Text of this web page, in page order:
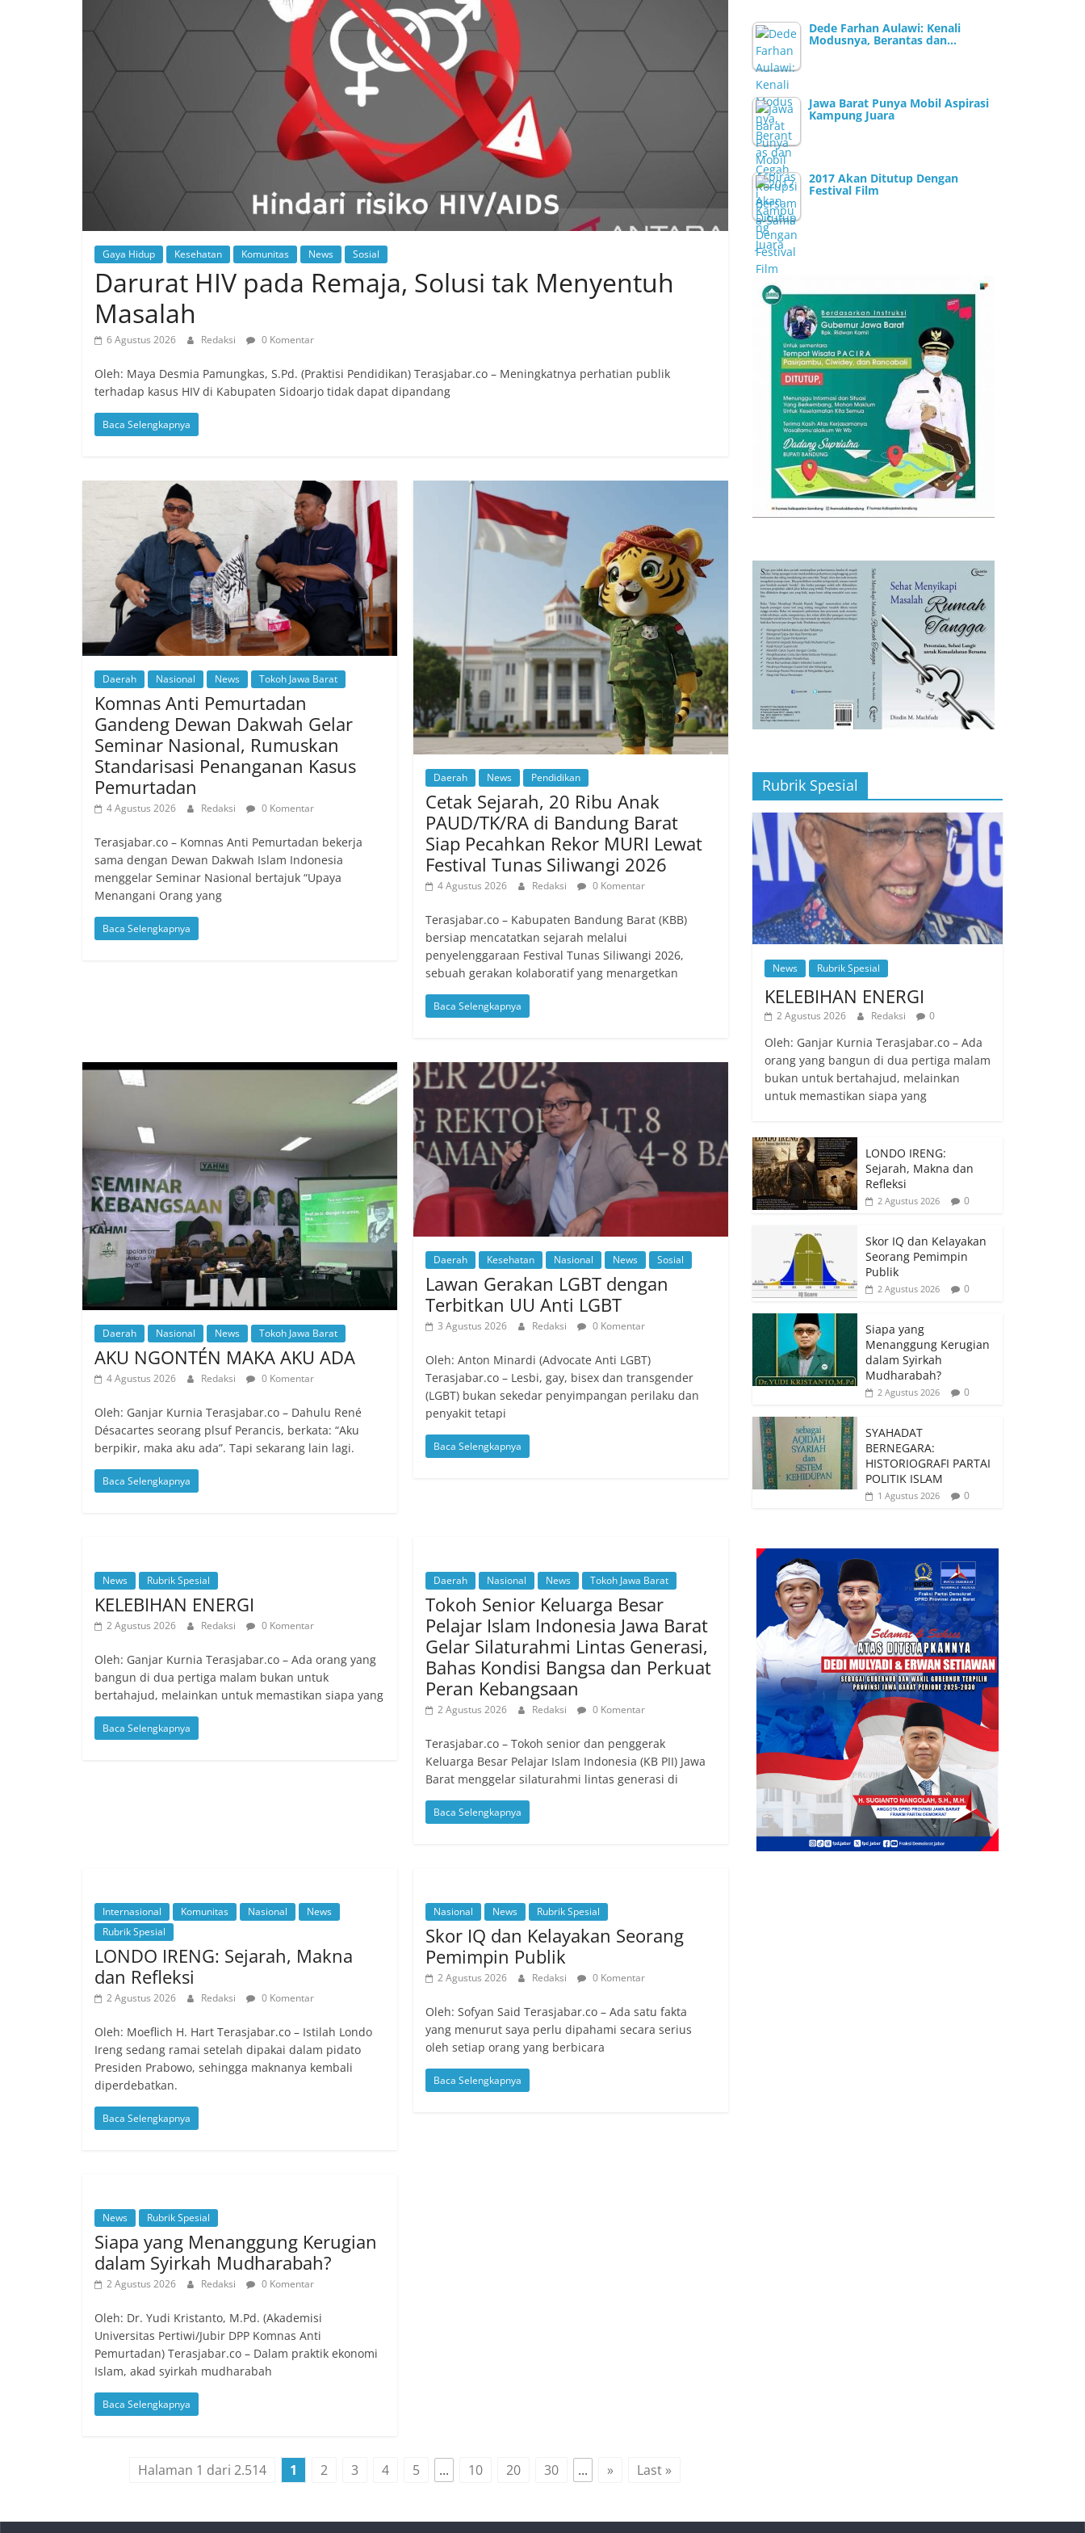
Gaya Hidup Kesehatan Komunitas News Sosial
Darurat HIV pada Remaja, Solusi tak Menyentuh
Masalah
6 Agustus 2026 Redaksi 0 Komentar
Oleh: Maya Desmia Pamungkas, S.Pd. (Praktisi Pendidikan) Terasjabar.co – Meningkatnya perhatian publik
terhadap kasus HIV di Kabupaten Sidoarjo tidak dapat dipandang
Baca Selengkapnya
Daerah Nasional News Tokoh Jawa Barat
Komnas Anti Pemurtadan
Gandeng Dewan Dakwah Gelar
Seminar Nasional, Rumuskan
Standarisasi Penanganan Kasus
Pemurtadan
4 Agustus 2026 Redaksi 0 Komentar
Terasjabar.co – Komnas Anti Pemurtadan bekerja
sama dengan Dewan Dakwah Islam Indonesia
menggelar Seminar Nasional bertajuk “Upaya
Menangani Orang yang
Baca Selengkapnya
Daerah News Pendidikan
Cetak Sejarah, 20 Ribu Anak
PAUD/TK/RA di Bandung Barat
Siap Pecahkan Rekor MURI Lewat
Festival Tunas Siliwangi 2026
4 Agustus 2026 Redaksi 0 Komentar
Terasjabar.co – Kabupaten Bandung Barat (KBB)
bersiap mencatatkan sejarah melalui
penyelenggaraan Festival Tunas Siliwangi 2026,
sebuah gerakan kolaboratif yang menargetkan
Baca Selengkapnya
Daerah Nasional News Tokoh Jawa Barat
AKU NGONTÉN MAKA AKU ADA
4 Agustus 2026 Redaksi 0 Komentar
Oleh: Ganjar Kurnia Terasjabar.co – Dahulu René
Désacartes seorang plsuf Perancis, berkata: “Aku
berpikir, maka aku ada”. Tapi sekarang lain lagi.
Baca Selengkapnya
Daerah Kesehatan Nasional News Sosial
Lawan Gerakan LGBT dengan
Terbitkan UU Anti LGBT
3 Agustus 2026 Redaksi 0 Komentar
Oleh: Anton Minardi (Advocate Anti LGBT)
Terasjabar.co – Lesbi, gay, bisex dan transgender
(LGBT) bukan sekedar penyimpangan perilaku dan
penyakit tetapi
Baca Selengkapnya
News Rubrik Spesial
KELEBIHAN ENERGI
2 Agustus 2026 Redaksi 0 Komentar
Oleh: Ganjar Kurnia Terasjabar.co – Ada orang yang
bangun di dua pertiga malam bukan untuk
bertahajud, melainkan untuk memastikan siapa yang
Baca Selengkapnya
Daerah Nasional News Tokoh Jawa Barat
Tokoh Senior Keluarga Besar
Pelajar Islam Indonesia Jawa Barat
Gelar Silaturahmi Lintas Generasi,
Bahas Kondisi Bangsa dan Perkuat
Peran Kebangsaan
2 Agustus 2026 Redaksi 0 Komentar
Terasjabar.co – Tokoh senior dan penggerak
Keluarga Besar Pelajar Islam Indonesia (KB PII) Jawa
Barat menggelar silaturahmi lintas generasi di
Baca Selengkapnya
Internasional Komunitas Nasional
News
Rubrik Spesial
LONDO IRENG: Sejarah, Makna
dan Refleksi
2 Agustus 2026 Redaksi 0 Komentar
Oleh: Moeflich H. Hart Terasjabar.co – Istilah Londo
Ireng sedang ramai setelah dipakai dalam pidato
Presiden Prabowo, sehingga maknanya kembali
diperdebatkan.
Baca Selengkapnya
Nasional News Rubrik Spesial
Skor IQ dan Kelayakan Seorang
Pemimpin Publik
2 Agustus 2026 Redaksi 0 Komentar
Oleh: Sofyan Said Terasjabar.co – Ada satu fakta
yang menurut saya perlu dipahami secara serius
oleh setiap orang yang berbicara
Baca Selengkapnya
News Rubrik Spesial
Siapa yang Menanggung Kerugian
dalam Syirkah Mudharabah?
2 Agustus 2026 Redaksi 0 Komentar
Oleh: Dr. Yudi Kristanto, M.Pd. (Akademisi
Universitas Pertiwi/Jubir DPP Komnas Anti
Pemurtadan) Terasjabar.co – Dalam praktik ekonomi
Islam, akad syirkah mudharabah
Baca Selengkapnya
Halaman 1 dari 2.514 1 2 3 4 5 ... 10 20 30 ... » Last »
Dede Farhan Aulawi: Kenali
Modusnya, Berantas dan…
Jawa Barat Punya Mobil Aspirasi
Kampung Juara
2017 Akan Ditutup Dengan
Festival Film
Rubrik Spesial
News Rubrik Spesial
KELEBIHAN ENERGI
2 Agustus 2026 Redaksi 0
Oleh: Ganjar Kurnia Terasjabar.co – Ada
orang yang bangun di dua pertiga malam
bukan untuk bertahajud, melainkan
untuk memastikan siapa yang
LONDO IRENG:
Sejarah, Makna dan
Refleksi
2 Agustus 2026 0
Skor IQ dan Kelayakan
Seorang Pemimpin
Publik
2 Agustus 2026 0
Siapa yang
Menanggung Kerugian
dalam Syirkah
Mudharabah?
2 Agustus 2026 0
SYAHADAT
BERNEGARA:
HISTORIOGRAFI PARTAI
POLITIK ISLAM
1 Agustus 2026 0